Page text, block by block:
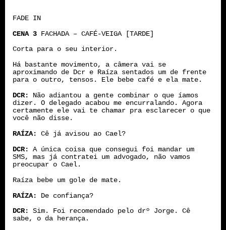
FADE IN
CENA 3 FACHADA – CAFÉ-VEIGA [TARDE]
Corta para o seu interior.
Há bastante movimento, a câmera vai se
aproximando de Dcr e Raíza sentados um de frente
para o outro, tensos. Ele bebe café e ela mate.
DCR:
Não adiantou a gente combinar o que íamos
dizer. O delegado acabou me encurralando. Agora
certamente ele vai te chamar pra esclarecer o que
você não disse.
RAÍZA:
Cê já avisou ao Cael?
DCR:
A única coisa que consegui foi mandar um
SMS, mas já contratei um advogado, não vamos
preocupar o Cael.
Raíza bebe um gole de mate.
RAÍZA:
De confiança?
DCR:
Sim. Foi recomendado pelo drº Jorge. Cê
sabe, o da herança.